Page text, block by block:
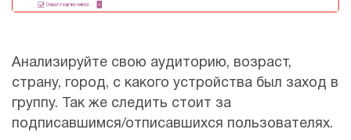
Анализируйте свою аудиторию, возраст,
страну, город, с какого устройства был заход в
группу. Так же следить стоит за
подписавшимся/отписавшихся пользователях.